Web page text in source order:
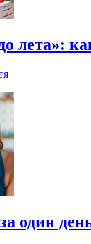
лета»:
один